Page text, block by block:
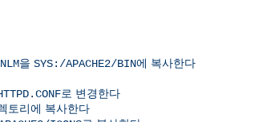
을 SYS:/APACHE2/BIN에 복사한다
로 변경한다
토리에 복사한다